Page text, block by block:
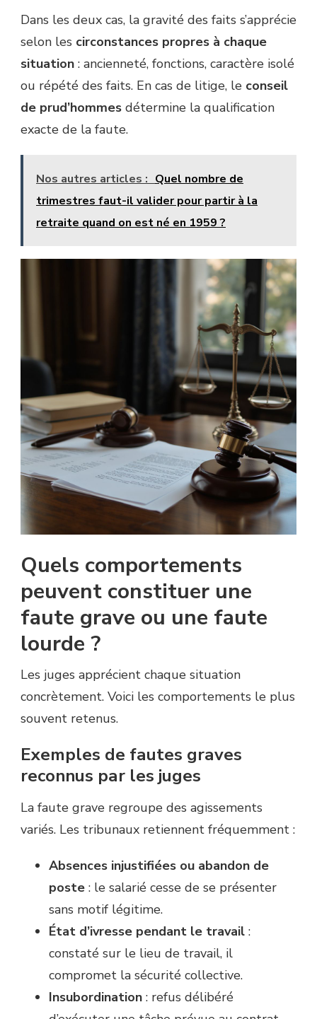
Dans les deux cas, la gravité des faits s’apprécie
selon les circonstances propres à chaque
situation : ancienneté, fonctions, caractère isolé
ou répété des faits. En cas de litige, le conseil
de prud’hommes détermine la qualification
exacte de la faute.
Nos autres articles : Quel nombre de
trimestres faut-il valider pour partir à la
retraite quand on est né en 1959 ?
Quels comportements
peuvent constituer une
faute grave ou une faute
lourde ?
Les juges apprécient chaque situation
concrètement. Voici les comportements le plus
souvent retenus.
Exemples de fautes graves
reconnus par les juges
La faute grave regroupe des agissements
variés. Les tribunaux retiennent fréquemment :
Absences injustifiées ou abandon de
poste : le salarié cesse de se présenter
sans motif légitime.
État d’ivresse pendant le travail :
constaté sur le lieu de travail, il
compromet la sécurité collective.
Insubordination : refus délibéré